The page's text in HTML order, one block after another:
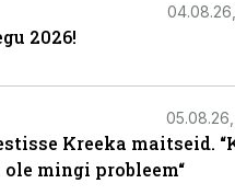
04.08.26,
2026!
05.08.26,
Kreeka maitseid.
mingi probleem“